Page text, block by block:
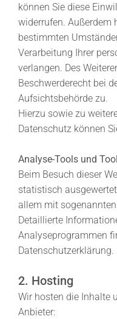
können Sie diese
widerrufen. Außerdem
bestimmten
Verarbeitung Ihrer
verlangen. Des
Beschwerderecht bei
Aufsichtsbehörde zu.
Hierzu sowie zu
Datenschutz können
Analyse-Tools und
Beim Besuch dieser
statistisch
allem mit
Detaillierte
Analyseprogrammen
Datenschutzerklärung.
2. Hosting
Wir hosten die Inhalte
Anbieter: